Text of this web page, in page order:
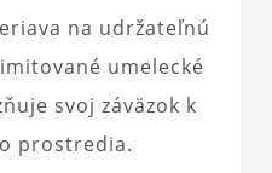
na udržateľnú
umelecké
svoj záväzok k
prostredia.